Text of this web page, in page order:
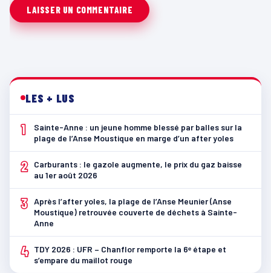
LES + LUS
1
Sainte-Anne : un jeune homme blessé par balles sur la
plage de l’Anse Moustique en marge d’un after yoles
2
Carburants : le gazole augmente, le prix du gaz baisse
au 1er août 2026
3 Après l’after yoles, la plage de l’Anse Meunier (Anse
Moustique) retrouvée couverte de déchets à Sainte-
Anne
4 TDY 2026 : UFR – Chanflor remporte la 6ᵉ étape et
s’empare du maillot rouge